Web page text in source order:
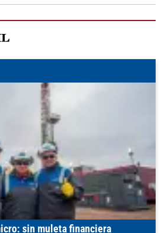
sin muleta financiera